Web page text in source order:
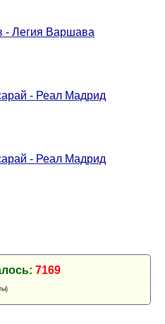
- Легия Варшава
- Реал Мадрид
- Реал Мадрид
7169